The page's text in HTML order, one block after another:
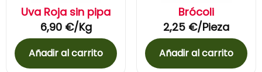
Uva Roja sin pipa
6,90 €/Kg
Añadir al carrito
Brócoli
2,25 €/Pieza
Añadir al carrito